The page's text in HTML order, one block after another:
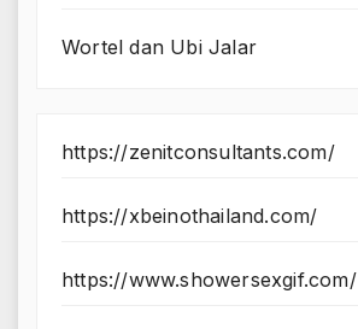
Wortel dan Ubi Jalar
https://zenitconsultants.com/
https://xbeinothailand.com/
https://www.showersexgif.com/